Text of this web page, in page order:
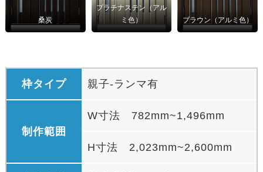
桑炭
プラチナステン（アル
ミ色）
ブラウン（アルミ色）
枠タイプ 親子-ランマ有
制作範囲
W寸法 782mm~1,496mm
H寸法 2,023mm~2,600mm